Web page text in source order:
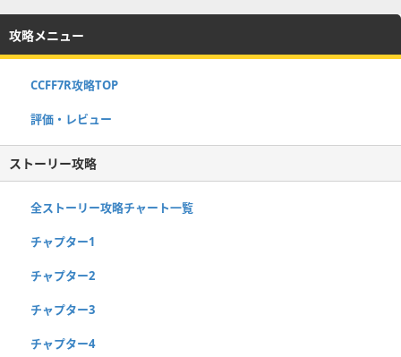
攻略メニュー
CCFF7R攻略TOP
評価・レビュー
ストーリー攻略
全ストーリー攻略チャート一覧
チャプター1
チャプター2
チャプター3
チャプター4